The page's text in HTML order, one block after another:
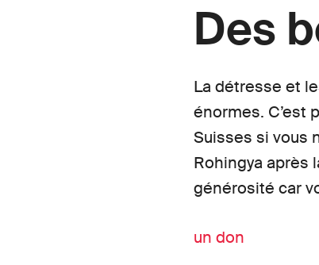
Des
La détresse et
énormes. C’est
Suisses si vous
Rohingya après
générosité car
un don